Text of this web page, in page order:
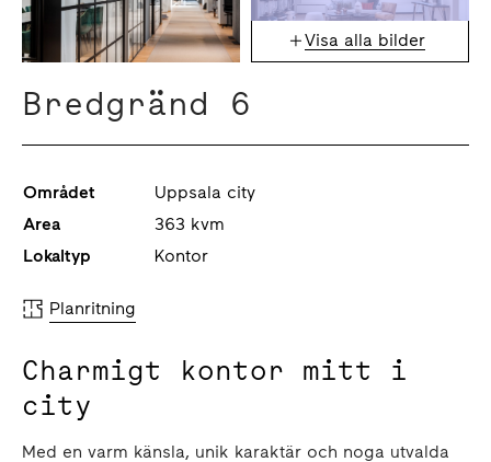
Visa alla bilder
Bredgränd 6
Området
Uppsala city
Area
363 kvm
Lokaltyp
Kontor
Planritning
Charmigt kontor mitt i
city
Med en varm känsla, unik karaktär och noga utvalda